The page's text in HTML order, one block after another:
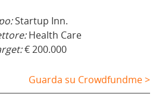
Startup Inn.
Health Care
€ 200.000
Guarda su Crowdfundme >